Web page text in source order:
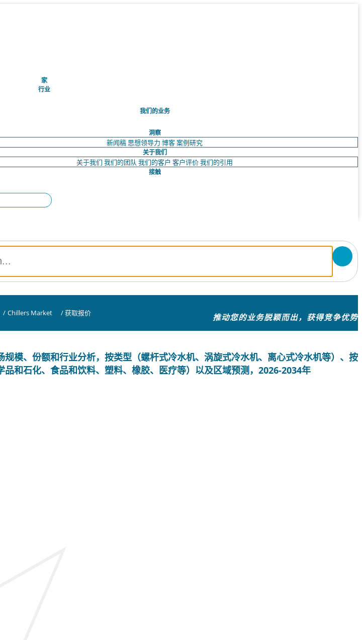
家(当前的)
行业
我们的业务
洞察
新闻稿 思想领导力 博客案例研究
关于我们
关于我们 我们的团队 我们的客户 客户评价我们的引用
接触
/ Chillers Market / 获取报价 推动您的业务脱颖而出，获得竞争优势
规模、份额和行业分析，按类型（螺杆式冷水机、涡旋式冷水机、离心式冷水机等）、按
品和石化、食品和饮料、塑料、橡胶、医疗等）以及区域预测，2026-2034年